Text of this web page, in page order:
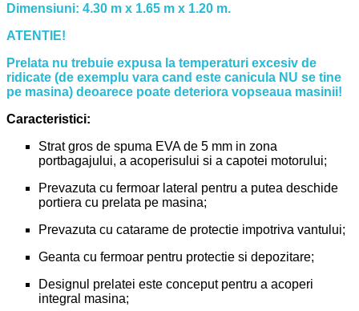
Dimensiuni: 4.30 m x 1.65 m x 1.20 m.
ATENTIE!
Prelata nu trebuie expusa la temperaturi excesiv de
ridicate (de exemplu vara cand este canicula NU se tine
pe masina) deoarece poate deteriora vopseaua masinii!
Caracteristici:
Strat gros de spuma EVA de 5 mm in zona
portbagajului, a acoperisului si a capotei motorului;
Prevazuta cu fermoar lateral pentru a putea deschide
portiera cu prelata pe masina;
Prevazuta cu catarame de protectie impotriva vantului;
Geanta cu fermoar pentru protectie si depozitare;
Designul prelatei este conceput pentru a acoperi
integral masina;